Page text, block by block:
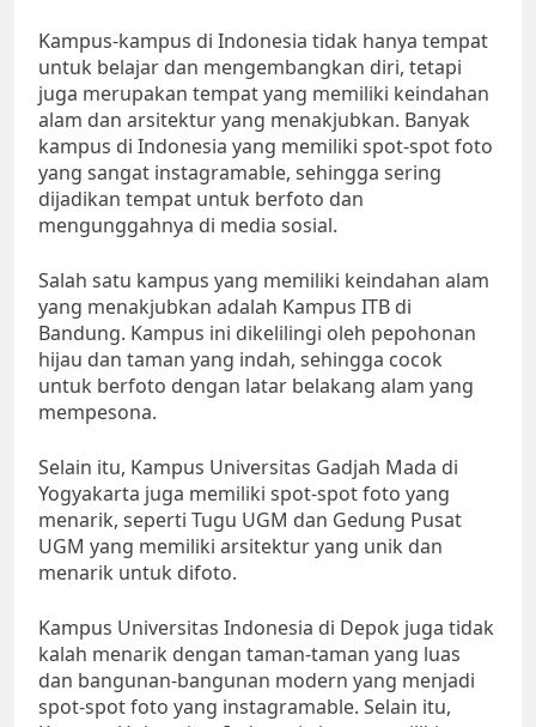
Kampus-kampus di Indonesia tidak hanya tempat
untuk belajar dan mengembangkan diri, tetapi
juga merupakan tempat yang memiliki keindahan
alam dan arsitektur yang menakjubkan. Banyak
kampus di Indonesia yang memiliki spot-spot foto
yang sangat instagramable, sehingga sering
dijadikan tempat untuk berfoto dan
mengunggahnya di media sosial.
Salah satu kampus yang memiliki keindahan alam
yang menakjubkan adalah Kampus ITB di
Bandung. Kampus ini dikelilingi oleh pepohonan
hijau dan taman yang indah, sehingga cocok
untuk berfoto dengan latar belakang alam yang
mempesona.
Selain itu, Kampus Universitas Gadjah Mada di
Yogyakarta juga memiliki spot-spot foto yang
menarik, seperti Tugu UGM dan Gedung Pusat
UGM yang memiliki arsitektur yang unik dan
menarik untuk difoto.
Kampus Universitas Indonesia di Depok juga tidak
kalah menarik dengan taman-taman yang luas
dan bangunan-bangunan modern yang menjadi
spot-spot foto yang instagramable. Selain itu,